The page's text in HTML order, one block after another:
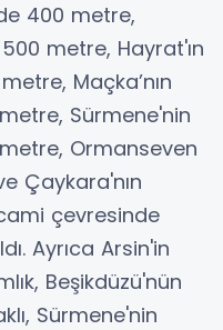
400 metre,
metre, Hayrat'ın
Maçka’nın
Sürmene'nin
Ormanseven
Çaykara'nın
çevresinde
Ayrıca Arsin'in
Beşikdüzü'nün
Sürmene'nin